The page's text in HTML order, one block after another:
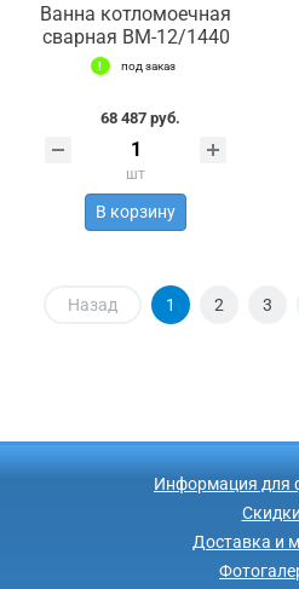
Ванна котломоечная
сварная ВМ-12/1440
под заказ
68 487 руб.
шт
В корзину
Назад 1 2 3
Информация для
Скидки
Доставка и